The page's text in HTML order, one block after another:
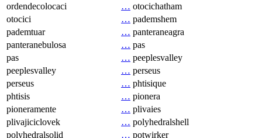
ordendecolocaci
… otocichatham
otocici
… pademshem
pademtuar
… panteraneagra
panteranebulosa
… pas
pas
… peeplesvalley
peeplesvalley
… perseus
perseus
… phtisique
phtisis
… pionera
pioneramente
… plivaies
plivajiciclovek
… polyhedralshell
polyhedralsolid
… potwirker